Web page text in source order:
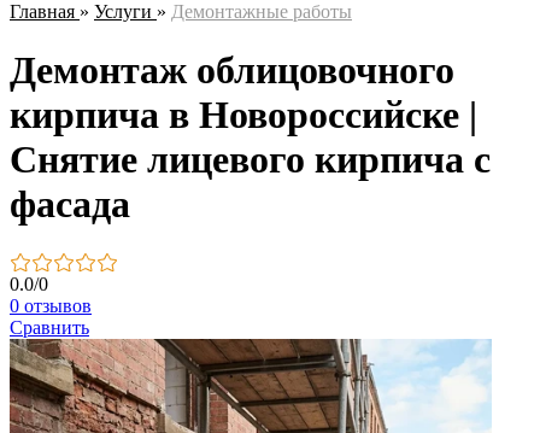
Главная » Услуги » Демонтажные работы
Демонтаж облицовочного
кирпича в Новороссийске |
Снятие лицевого кирпича с
фасада
0.0/0
0 отзывов
Сравнить